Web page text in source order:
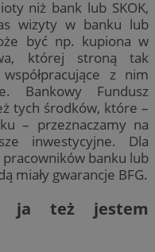
niż bank lub SKOK,
wizyty w banku lub
być np. kupiona w
której stroną tak
z nim
Bankowy Fundusz
tych środków, które –
– przeznaczamy na
inwestycyjne. Dla
banku lub
miały gwarancje BFG.
ja też jestem